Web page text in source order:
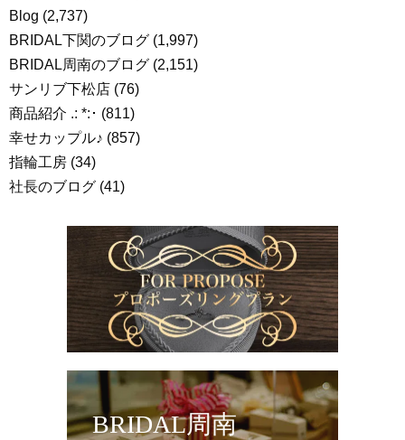
Blog (2,737)
BRIDAL下関のブログ (1,997)
BRIDAL周南のブログ (2,151)
サンリブ下松店 (76)
商品紹介 .: *:･ (811)
幸せカップル♪ (857)
指輪工房 (34)
社長のブログ (41)
BRIDAL周南